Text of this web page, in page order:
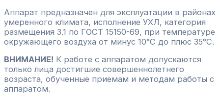
Аппарат предназначен для эксплуатации в районах
умеренного климата, исполнение УХЛ, категория
размещения 3.1 по ГОСТ 15150-69, при температуре
окружающего воздуха от минус 10°С до плюс 35°С.
ВНИМАНИЕ! К работе с аппаратом допускаются
только лица достигшие совершеннолетнего
возраста, обученные приемам и методам работы с
аппаратом.